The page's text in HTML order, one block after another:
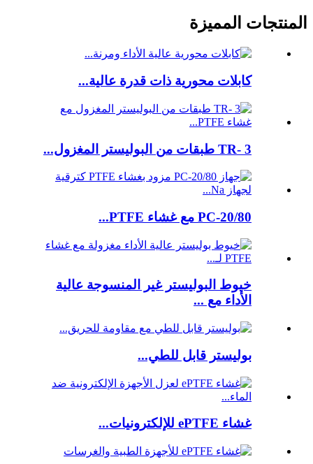
المنتجات المميزة
كابلات محورية ذات قدرة عالية...
TR- 3 طبقات من البوليستر المغزول...
PC-20/80 مع غشاء PTFE...
خيوط البوليستر غير المنسوجة عالية
الأداء مع ...
بوليستر قابل للطي...
غشاء ePTFE للإلكترونيات...